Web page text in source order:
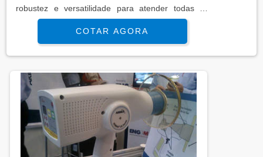
robustez e versatilidade para atender todas as
necessidades de pesagem de pessoas. A MIC PPA
é uma balança de pesagem rápida que
proporciona eficiência e precisão com alta
e tamanho compatível com o ambiente clínico e
hospitalar. Adequada ..
COTAR AGORA